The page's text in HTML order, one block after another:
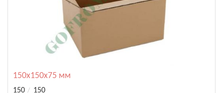
150х150х75 мм
150 150